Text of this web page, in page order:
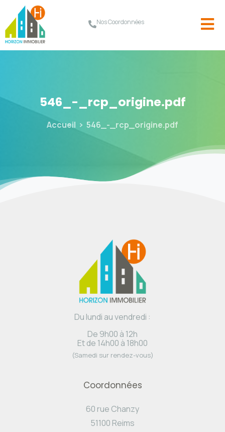
Nos Coordonnées
546_-_rcp_origine.pdf
Accueil 546_-_rcp_origine.pdf
Du lundi au vendredi :
De 9h00 à 12h
Et de 14h00 à 18h00
(Samedi sur rendez-vous)
Coordonnées
60 rue Chanzy
51100 Reims